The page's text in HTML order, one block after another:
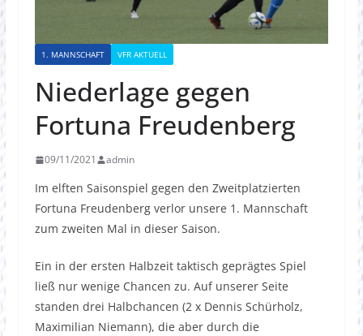
1. MANNSCHAFT VFR AKTUELL
Niederlage gegen
Fortuna Freudenberg
09/11/2021 admin
Im elften Saisonspiel gegen den Zweitplatzierten
Fortuna Freudenberg verlor unsere 1. Mannschaft
zum zweiten Mal in dieser Saison.
Ein in der ersten Halbzeit taktisch geprägtes Spiel
ließ nur wenige Chancen zu. Auf unserer Seite
standen drei Halbchancen (2 x Dennis Schürholz,
Maximilian Niemann), die aber durch die